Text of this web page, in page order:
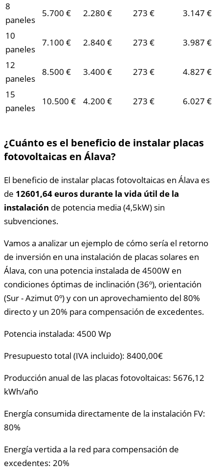
8
paneles
5.700 € 2.280 € 273 €
3.147 €
10
paneles
7.100 € 2.840 € 273 €
3.987 €
12
paneles
8.500 € 3.400 € 273 €
4.827 €
15
paneles
10.500 € 4.200 € 273 € 6.027 €
¿Cuánto es el beneficio de instalar placas
fotovoltaicas en Álava?
El beneficio de instalar placas fotovoltaicas en Álava es
de 12601,64 euros durante la vida útil de la
instalación de potencia media (4,5kW) sin
subvenciones.
Vamos a analizar un ejemplo de cómo sería el retorno
de inversión en una instalación de placas solares en
Álava, con una potencia instalada de 4500W en
condiciones óptimas de inclinación (36º), orientación
(Sur - Azimut 0º) y con un aprovechamiento del 80%
directo y un 20% para compensación de excedentes.
Potencia instalada: 4500 Wp
Presupuesto total (IVA incluido): 8400,00€
Producción anual de las placas fotovoltaicas: 5676,12
kWh/año
Energía consumida directamente de la instalación FV:
80%
Energía vertida a la red para compensación de
excedentes: 20%